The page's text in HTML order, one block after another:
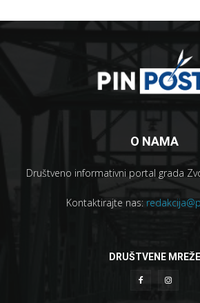
O NAMA
Društveno informativni portal grada
Kontaktirajte nas:
DRUŠTVENE MREŽE